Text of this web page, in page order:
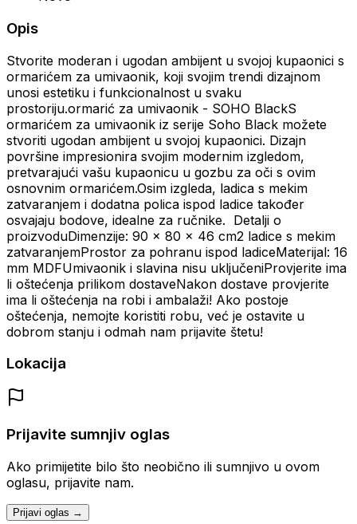
Opis
Stvorite moderan i ugodan ambijent u svojoj kupaonici s
ormarićem za umivaonik, koji svojim trendi dizajnom
unosi estetiku i funkcionalnost u svaku
prostoriju.ormarić za umivaonik - SOHO BlackS
ormarićem za umivaonik iz serije Soho Black možete
stvoriti ugodan ambijent u svojoj kupaonici. Dizajn
površine impresionira svojim modernim izgledom,
pretvarajući vašu kupaonicu u gozbu za oči s ovim
osnovnim ormarićem.Osim izgleda, ladica s mekim
zatvaranjem i dodatna polica ispod ladice također
osvajaju bodove, idealne za ručnike. Detalji o
proizvoduDimenzije: 90 x 80 x 46 cm2 ladice s mekim
zatvaranjemProstor za pohranu ispod ladiceMaterijal: 16
mm MDFUmivaonik i slavina nisu uključeniProvjerite ima
li oštećenja prilikom dostaveNakon dostave provjerite
ima li oštećenja na robi i ambalaži! Ako postoje
oštećenja, nemojte koristiti robu, već je ostavite u
dobrom stanju i odmah nam prijavite štetu!
Lokacija
Prijavite sumnjiv oglas
Ako primijetite bilo što neobično ili sumnjivo u ovom
oglasu, prijavite nam.
Prijavi oglas →